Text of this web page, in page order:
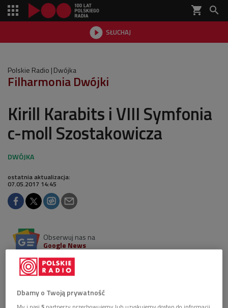
shopping_cart 
 SŁUCHAJ

Polskie Radio Dwójka
Filharmonia Dwójki
Kirill Karabits i VIII Symfonia
c-moll Szostakowicza
ostatnia aktualizacja:
07.05.2017 14:45
Obserwuj nas na
Google News
Zapraszamy na retransmisję koncertu, podczas
którego ukraiński dyrygent poprowadził
utwory Szostakowicza i Prokofiewa.
Dbamy o Twoją prywatność